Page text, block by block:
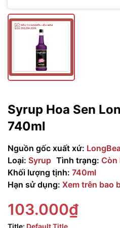
Syrup Hoa Sen
740ml
Nguồn gốc xuất xứ:
Loại: Syrup Tình trạng: Còn
Khối lượng tịnh: 740ml
Hạn sử dụng: Xem trên bao
103.000₫
Title: Default Title